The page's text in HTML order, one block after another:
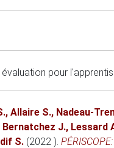
pour
, Allaire S., Nadeau-
Bernatchez J., Lessard
S. (2022 ).